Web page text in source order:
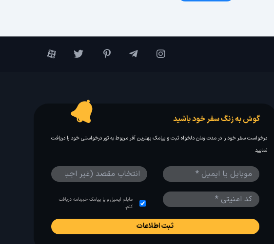
گوش به زنگ سفر خود باشید
درخواست سفر خود را در مدت زمان دلخواه ثبت و پیامک بهترین آفر مربوط به تور درخواستی خود را دریافت
نمایید
مایلم ایمیل و یا پیامک خبرنامه دریافت
کنم.